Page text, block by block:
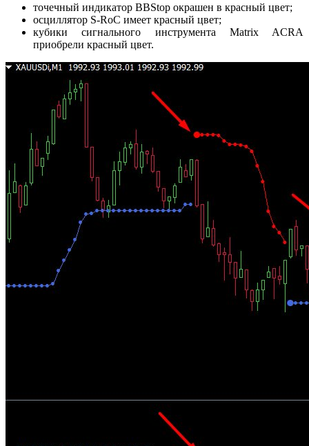
точечный индикатор BBStop окрашен в красный цвет;
осциллятор S-RoC имеет красный цвет;
кубики сигнального инструмента Matrix ACRA
приобрели красный цвет.